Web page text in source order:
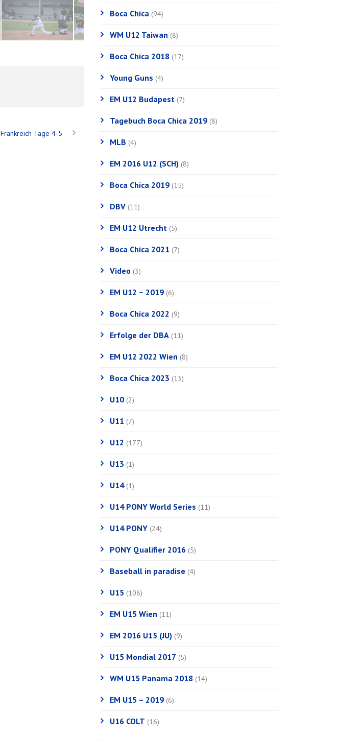
Frankreich Tage 4-5
Boca Chica (94)
WM U12 Taiwan (8)
Boca Chica 2018 (17)
Young Guns (4)
EM U12 Budapest (7)
Tagebuch Boca Chica 2019 (8)
MLB (4)
EM 2016 U12 (SCH) (8)
Boca Chica 2019 (15)
DBV (11)
EM U12 Utrecht (5)
Boca Chica 2021 (7)
Video (3)
EM U12 – 2019 (6)
Boca Chica 2022 (9)
Erfolge der DBA (11)
EM U12 2022 Wien (8)
Boca Chica 2023 (13)
U10 (2)
U11 (7)
U12 (177)
U13 (1)
U14(1)
U14 PONY World Series (11)
U14 PONY (24)
PONY Qualifier 2016 (5)
Baseball in paradise (4)
U15 (106)
EM U15 Wien (11)
EM 2016 U15 (JU) (9)
U15 Mondial 2017 (5)
WM U15 Panama 2018 (14)
EM U15 – 2019 (6)
U16 COLT (16)